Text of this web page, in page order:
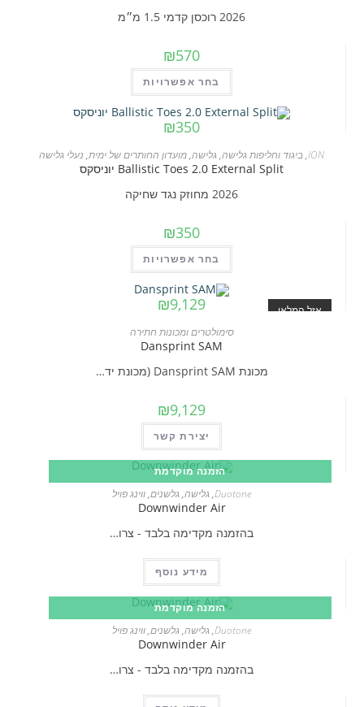
לבחור
המוצר
2026 רוכסן קדמי 1.5 מ״מ
₪570
בחר אפשרויות
זה
יש
סוגים.
לבחור
₪350
ION
,ביגוד וחליפות גלישה, גלישה,מועדון החותרים של ימית, נעלי גלישה
Ballistic Toes 2.0 External Split יוניסקס
2026 מחוזק נגד שחיקה
₪350
בחר אפשרויות
זה
סוגים.
לבחור
המוצר
אזל המלאי ₪9,129
סימולטרים ומכונות חתירה
Dansprint SAM
מכונת Dansprint SAM (מכונת יד…
₪9,129
יצירת קשר
הזמנה מוקדמת
Duotone
, גלישה, גלשנים,ווינג פויל
Downwinder Air
בהזמנה מקדימה בלבד - צרו…
מידע נוסף
הזמנה מוקדמת
Duotone
, גלישה, גלשנים,ווינג פויל
Downwinder Air
בהזמנה מקדימה בלבד - צרו…